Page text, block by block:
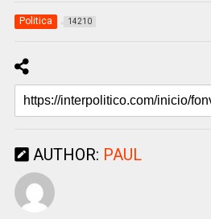
Politica 14210
AUTHOR: PAUL